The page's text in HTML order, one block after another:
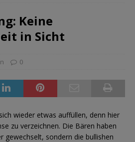
Keine
in Sicht
0
wieder etwas auffüllen, denn hier
zu verzeichnen. Die Bären haben
gewechselt, sondern die bullishen